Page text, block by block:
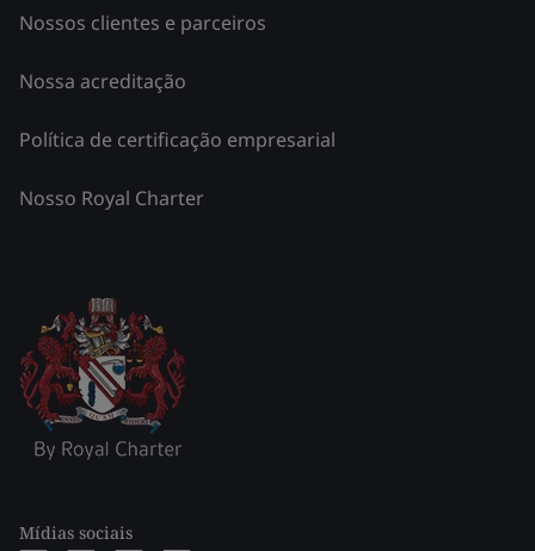
Nossos clientes e parceiros
Nossa acreditação
Política de certificação empresarial
Nosso Royal Charter
Mídias sociais